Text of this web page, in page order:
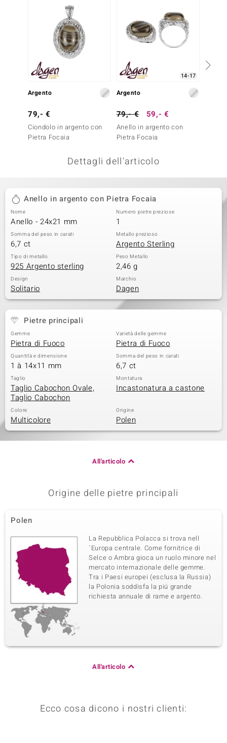
Collection
Argento
79,- €
Ciondolo in argento con
Pietra Focaia
14-17
Argento
79,- € 59,- €
Anello in argento con
Pietra Focaia
Dettagli dell'articolo
Anello in argento con Pietra Focaia
Nome
Anello - 24x21 mm
Numero pietre preziose
1
Somma del peso in carati
6,7 ct
Metallo prezioso
Argento Sterling
Tipo di metallo
925 Argento sterling
Peso Metallo
2,46 g
Design
Solitario
Marchio
Dagen
Pietre principali
Gemme
Pietra di Fuoco
Varietà delle gemme
Pietra di Fuoco
Quantità e dimensione
1 à 14x11 mm
Somma del peso in carati
6,7 ct
Taglio
Taglio Cabochon Ovale,
Taglio Cabochon
Montatura
Incastonatura a castone
Colore
Multicolore
Origine
Polen
All'articolo
Origine delle pietre principali
Polen
La Repubblica Polacca si trova nell
´Europa centrale. Come fornitrice di
Selce o Ambra gioca un ruolo minore nel
mercato internazionale delle gemme.
Tra i Paesi europei (esclusa la Russia)
la Polonia soddisfa la piú grande
richiesta annuale di rame e argento.
All'articolo
Ecco cosa dicono i nostri clienti: